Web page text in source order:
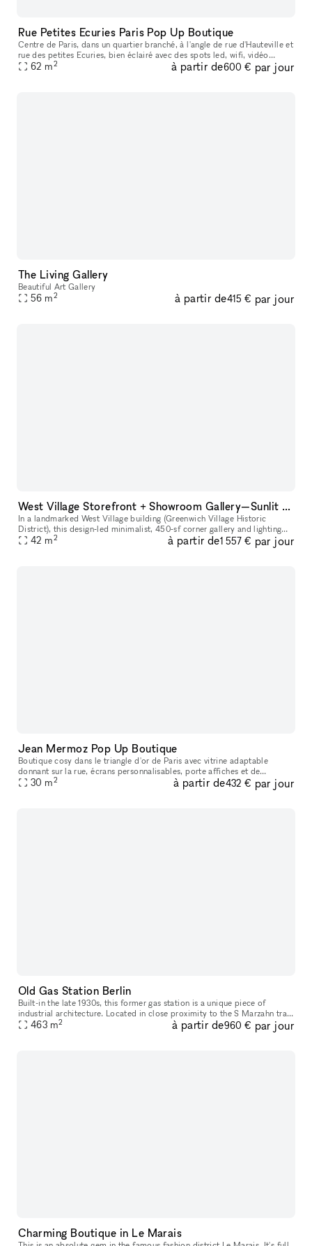
Rue Petites Ecuries Paris Pop Up Boutique
Centre de Paris, dans un quartier branché, à l'angle de rue d'Hauteville et
rue des petites Ecuries, bien éclairé avec des spots led, wifi, vidéo
surveillance, sécurisé avec la fermeture en rideaux e
62 m2 à partir de600 € par jour
The Living Gallery
Beautiful Art Gallery
56 m2 à partir de415 € par jour
West Village Storefront + Showroom Gallery—Sunlit + Design Led
In a landmarked West Village building (Greenwich Village Historic
District), this design‑led minimalist, 450‑sf corner gallery and lighting
showroom offers large windows with Shade Store curtains in
42 m2 à partir de1 557 € par jour
Jean Mermoz Pop Up Boutique
Boutique cosy dans le triangle d'or de Paris avec vitrine adaptable
donnant sur la rue, écrans personnalisables, porte affiches et de
nombreuses autres options! Le local est totalement vidé pour vos
30 m2 à partir de432 € par jour
Old Gas Station Berlin
Built-in the late 1930s, this former gas station is a unique piece of
industrial architecture. Located in close proximity to the S Marzahn train
station, this venue provides a historic backdrop to yo
463 m2 à partir de960 € par jour
Charming Boutique in Le Marais